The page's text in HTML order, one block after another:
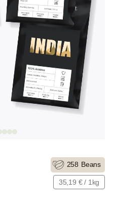
258 Beans
35,19 € / 1kg